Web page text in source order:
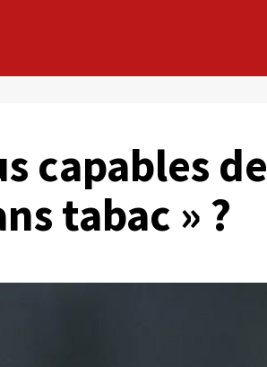
capables de
tabac » ?